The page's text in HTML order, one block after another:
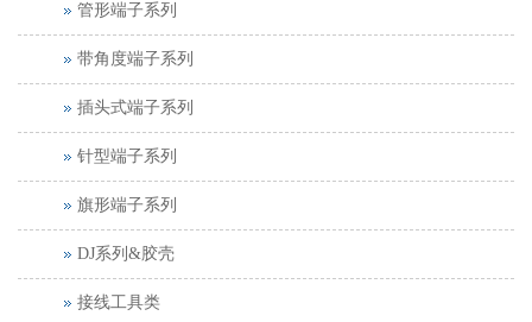
管形端子系列
带角度端子系列
插头式端子系列
针型端子系列
旗形端子系列
DJ系列&胶壳
接线工具类